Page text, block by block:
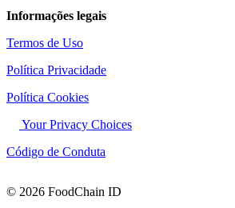
Informações legais
Termos de Uso
Política Privacidade
Política Cookies
Your Privacy Choices
Código de Conduta
© 2026 FoodChain ID